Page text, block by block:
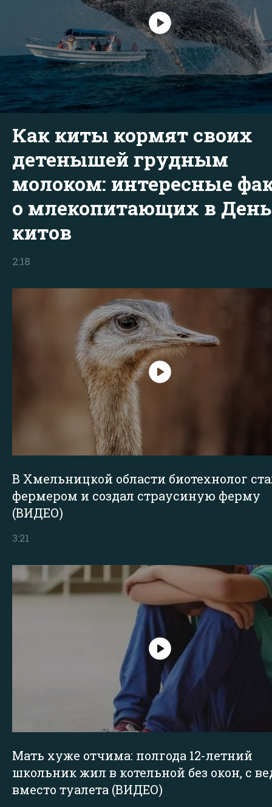
Как киты кормят своих
детенышей грудным
молоком: интересные
о млекопитающих в День
китов
2:18
В Хмельницкой области биотехнолог
фермером и создал страусиную ферму
(ВИДЕО)
3:21
Мать хуже отчима: полгода 12-летний
школьник жил в котельной без окон, с
вместо туалета (ВИДЕО)